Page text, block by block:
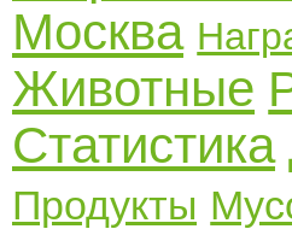
Москва
Животные
Статистика
Продукты